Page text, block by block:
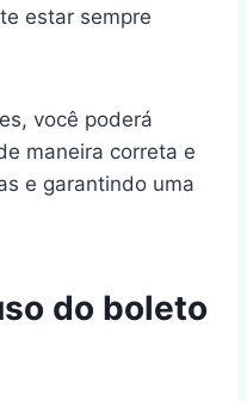
estar sempre
você poderá
maneira correta e
e garantindo uma
do boleto